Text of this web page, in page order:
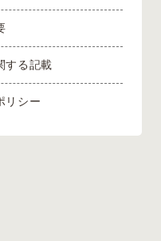
する記載
リシー